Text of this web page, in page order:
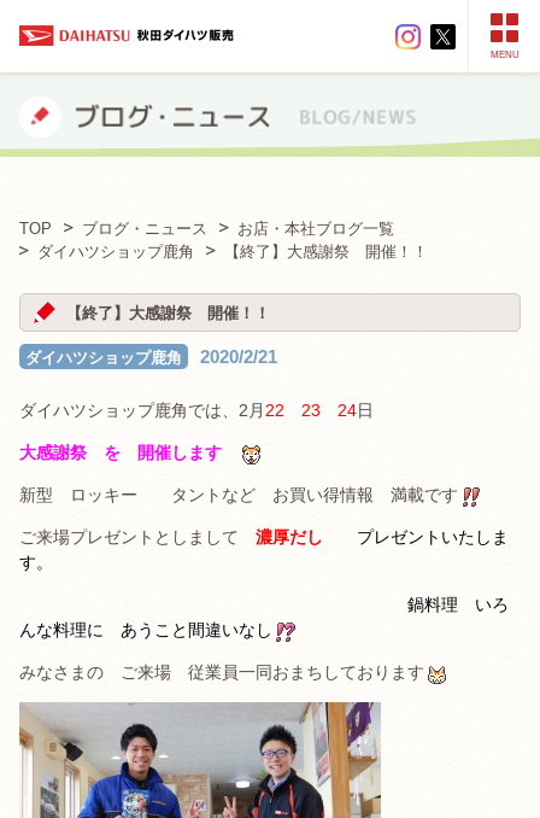
MENU
TOP ブログ・ニュース
お店・本社ブログ一覧
ダイハツショップ鹿角
【終了】大感謝祭 開催！！
【終了】大感謝祭 開催！！
ダイハツショップ鹿角 2020/2/21
ダイハツショップ鹿角では、2月22 23 24日
大感謝祭 を 開催します
新型 ロッキー タントなど お買い得情報 満載です
ご来場プレゼントとしまして 濃厚だし プレゼントいたしま
す。
鍋料理 いろ
んな料理に あうこと間違いなし
みなさまの ご来場 従業員一同おまちしております